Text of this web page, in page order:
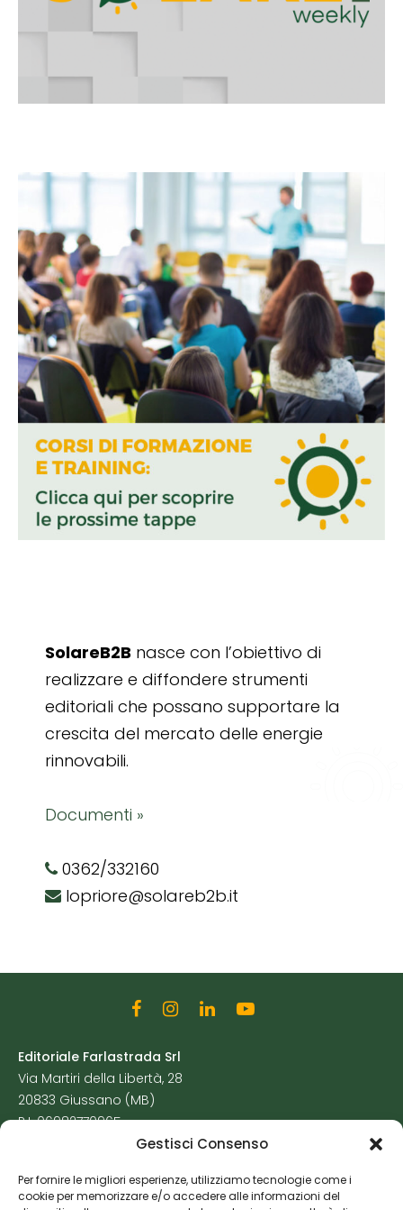
Gestisci Consenso
Per fornire le migliori esperienze, utilizziamo tecnologie come i
cookie per memorizzare e/o accedere alle informazioni del
SolareB2B nasce con l’obiettivo di
realizzare e diffondere strumenti
editoriali che possano supportare la
crescita del mercato delle energie
rinnovabili.
Documenti »
0362/332160
lopriore@solareb2b.it
Editoriale Farlastrada Srl
Via Martiri della Libertà, 28
20833 Giussano (MB)
P.I. 06982770965
Cookie Policy